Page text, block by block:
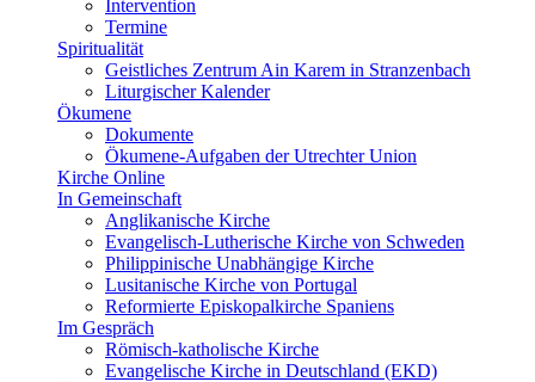
Intervention
Termine
Spiritualität
Geistliches Zentrum Ain Karem in Stranzenbach
Liturgischer Kalender
Ökumene
Dokumente
Ökumene-Aufgaben der Utrechter Union
Kirche Online
In Gemeinschaft
Anglikanische Kirche
Evangelisch-Lutherische Kirche von Schweden
Philippinische Unabhängige Kirche
Lusitanische Kirche von Portugal
Reformierte Episkopalkirche Spaniens
Im Gespräch
Römisch-katholische Kirche
Evangelische Kirche in Deutschland (EKD)